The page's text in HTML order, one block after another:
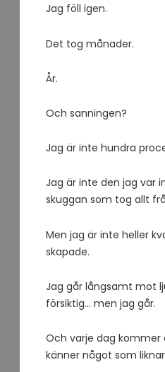
Jag föll igen.
Det tog månader.
År.
Och sanningen?
Jag är inte hundra
Jag är inte den jag var
skuggan som tog allt
Men jag är inte heller
skapade.
Jag går långsamt mot
försiktig… men jag går.
Och varje dag kommer
känner något som